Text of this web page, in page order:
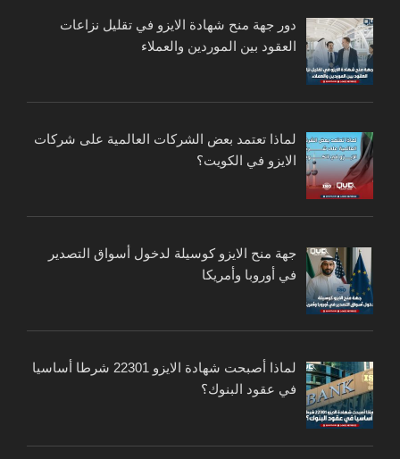
دور جهة منح شهادة الايزو في تقليل نزاعات
العقود بين الموردين والعملاء
لماذا تعتمد بعض الشركات العالمية على شركات
الايزو في الكويت؟
جهة منح الايزو كوسيلة لدخول أسواق التصدير
في أوروبا وأمريكا
لماذا أصبحت شهادة الايزو 22301 شرطا أساسيا
في عقود البنوك؟